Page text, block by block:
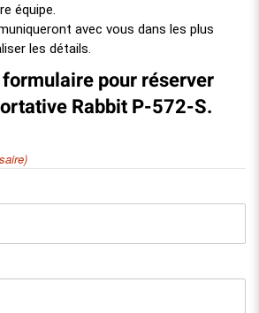
équipe.
avec vous dans les plus
les détails.
pour réserver
Rabbit P-572-S.